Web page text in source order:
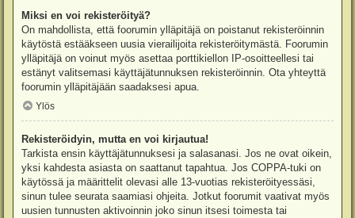
Miksi en voi rekisteröityä?
On mahdollista, että foorumin ylläpitäjä on poistanut rekisteröinnin
käytöstä estääkseen uusia vierailijoita rekisteröitymästä. Foorumin
ylläpitäjä on voinut myös asettaa porttikiellon IP-osoitteellesi tai
estänyt valitsemasi käyttäjätunnuksen rekisteröinnin. Ota yhteyttä
foorumin ylläpitäjään saadaksesi apua.
Ylös
Rekisteröidyin, mutta en voi kirjautua!
Tarkista ensin käyttäjätunnuksesi ja salasanasi. Jos ne ovat oikein,
yksi kahdesta asiasta on saattanut tapahtua. Jos COPPA-tuki on
käytössä ja määrittelit olevasi alle 13-vuotias rekisteröityessäsi,
sinun tulee seurata saamiasi ohjeita. Jotkut foorumit vaativat myös
uusien tunnusten aktivoinnin joko sinun itsesi toimesta tai